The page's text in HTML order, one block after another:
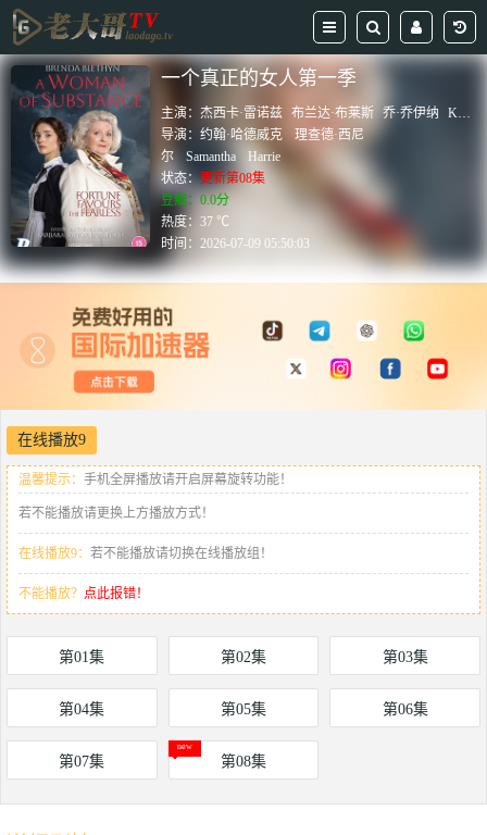
一个真正的女人第一季
主演：杰西卡·雷诺兹 布兰达·布莱斯 乔·乔伊纳 Keith
导演：约翰·哈德威克
理查德·西尼
尔
Samantha
Harrie
状态：更新第08集
豆瓣：0.0分
热度：37 ℃
时间：2026-07-09 05:50:03
在线播放9
温馨提示： 手机全屏播放请开启屏幕旋转功能！
若不能播放请更换上方播放方式！
在线播放9： 若不能播放请切换在线播放组！
不能播放？ 点此报错！
第01集 第02集 第03集
第04集 第05集 第06集
第07集 第08集